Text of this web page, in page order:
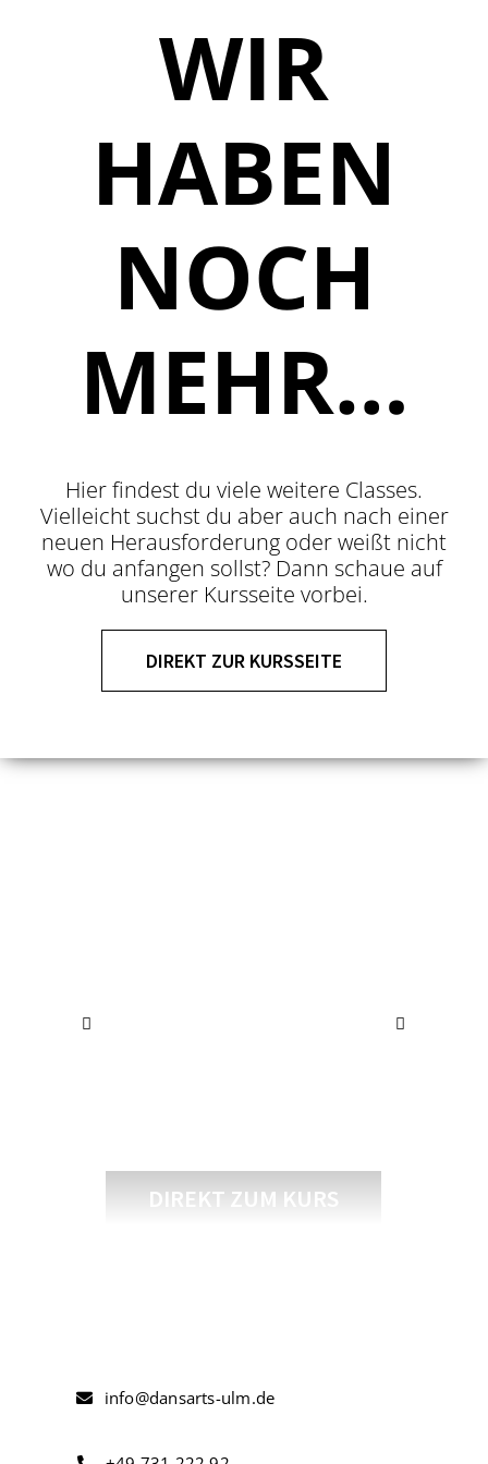
WIR
HABEN
NOCH
MEHR…
Hier findest du viele weitere Classes.
Vielleicht suchst du aber auch nach einer
neuen Herausforderung oder weißt nicht
wo du anfangen sollst? Dann schaue auf
unserer Kursseite vorbei.
DIREKT ZUR KURSSEITE
DIREKT ZUM KURS
info@dansarts-ulm.de